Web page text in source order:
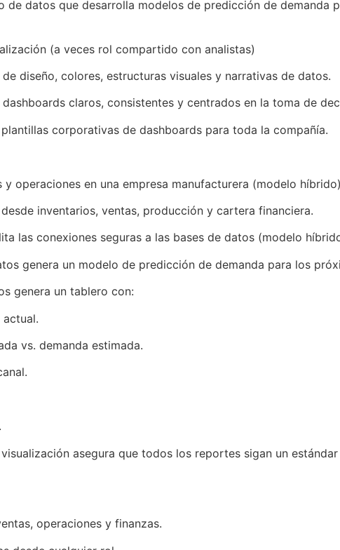
de datos que desarrolla modelos de predicción de demanda
(a veces rol compartido con analistas)
diseño, colores, estructuras visuales y narrativas de datos.
claros, consistentes y centrados en la toma de
corporativas de dashboards para toda la compañía.
y operaciones en una empresa manufacturera (modelo híbrido)
inventarios, ventas, producción y cartera financiera.
las conexiones seguras a las bases de datos (modelo
genera un modelo de predicción de demanda para los
genera un tablero con:
vs. demanda estimada.
asegura que todos los reportes sigan un
operaciones y finanzas.